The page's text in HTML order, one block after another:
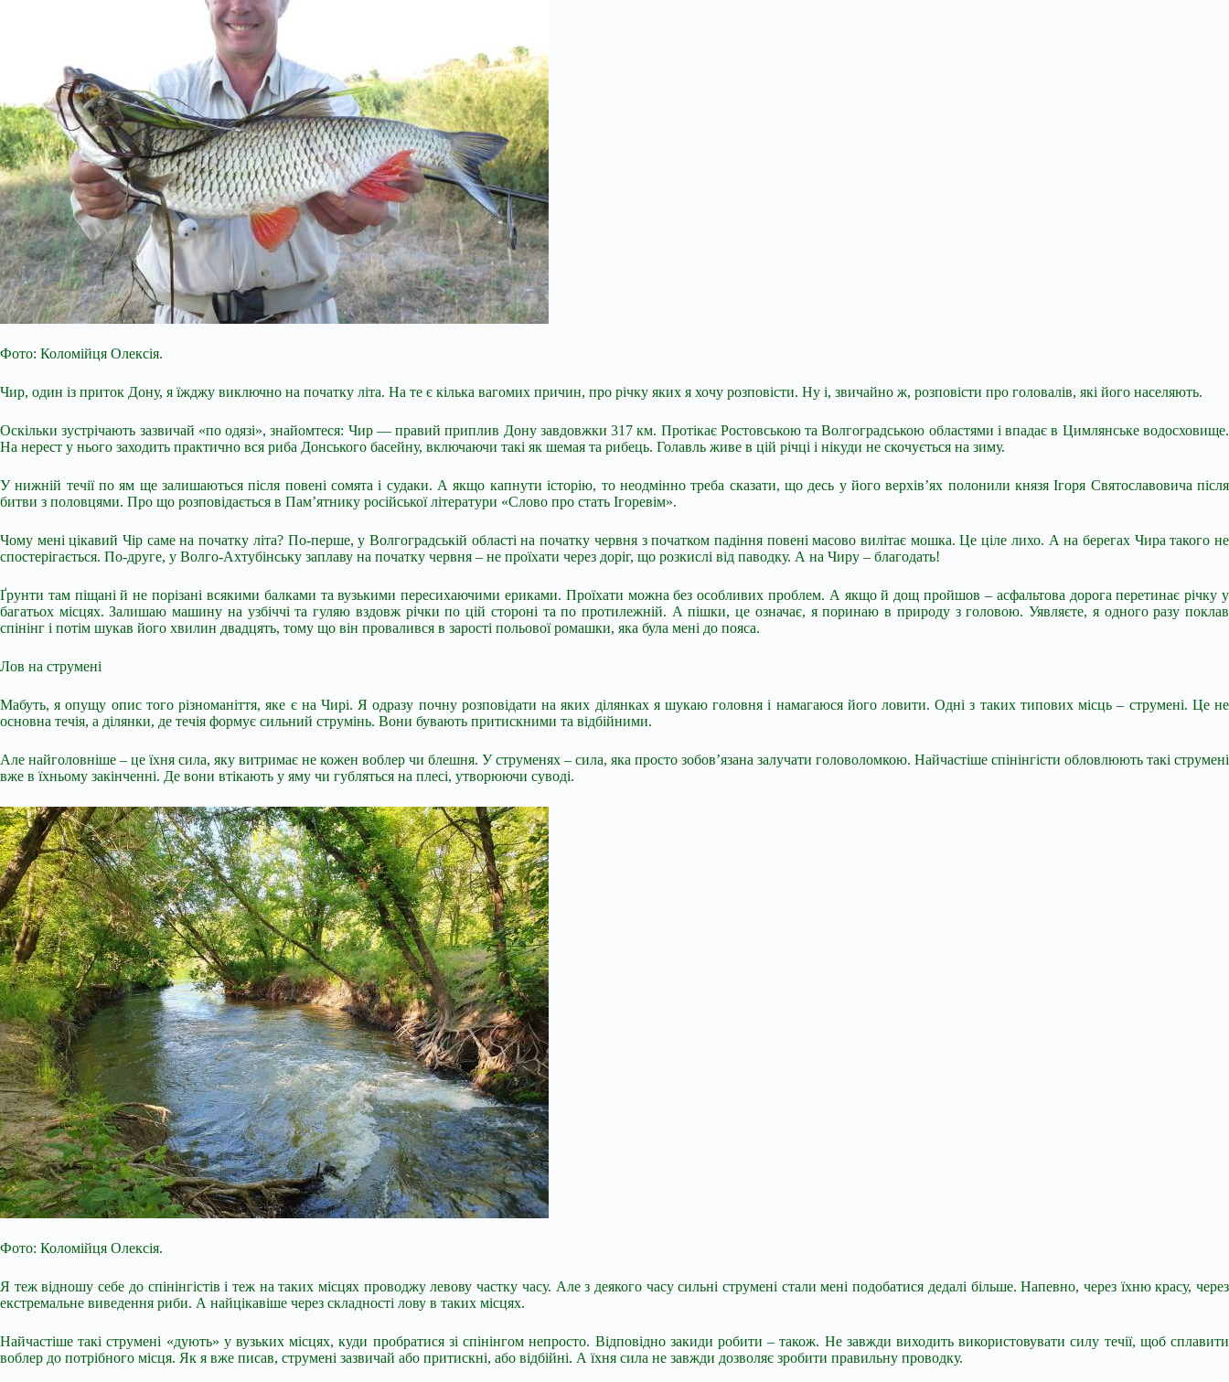
Фото: Коломійця Олексія.
Чир, один із приток Дону, я їжджу виключно на початку літа. На те є кілька вагомих причин, про річку яких я хочу розповісти. Ну і, звичайно ж, розповісти про головалів, які його населяють.
Оскільки зустрічають зазвичай «по одязі», знайомтеся: Чир — правий приплив Дону завдовжки 317 км. Протікає Ростовською та Волгоградською областями і впадає в Цимлянське водосховище.
На нерест у нього заходить практично вся риба Донського басейну, включаючи такі як шемая та рибець. Голавль живе в цій річці і нікуди не скочується на зиму.
У нижній течії по ям ще залишаються після повені сомята і судаки. А якщо капнути історію, то неодмінно треба сказати, що десь у його верхів’ях полонили князя Ігоря Святославовича після
битви з половцями. Про що розповідається в Пам’ятнику російської літератури «Слово про стать Ігоревім».
Чому мені цікавий Чір саме на початку літа? По-перше, у Волгоградській області на початку червня з початком падіння повені масово вилітає мошка. Це ціле лихо. А на берегах Чира такого не
спостерігається. По-друге, у Волго-Ахтубінську заплаву на початку червня – не проїхати через доріг, що розкислі від паводку. А на Чиру – благодать!
Ґрунти там піщані й не порізані всякими балками та вузькими пересихаючими ериками. Проїхати можна без особливих проблем. А якщо й дощ пройшов – асфальтова дорога перетинає річку у
багатьох місцях. Залишаю машину на узбіччі та гуляю вздовж річки по цій стороні та по протилежній. А пішки, це означає, я поринаю в природу з головою. Уявляєте, я одного разу поклав
спінінг і потім шукав його хвилин двадцять, тому що він провалився в зарості польової ромашки, яка була мені до пояса.
Лов на струмені
Мабуть, я опущу опис того різноманіття, яке є на Чирі. Я одразу почну розповідати на яких ділянках я шукаю головня і намагаюся його ловити. Одні з таких типових місць – струмені. Це не
основна течія, а ділянки, де течія формує сильний струмінь. Вони бувають притискними та відбійними.
Але найголовніше – це їхня сила, яку витримає не кожен воблер чи блешня. У струменях – сила, яка просто зобов’язана залучати головоломкою. Найчастіше спінінгісти обловлюють такі струмені
вже в їхньому закінченні. Де вони втікають у яму чи губляться на плесі, утворюючи суводі.
Фото: Коломійця Олексія.
Я теж відношу себе до спінінгістів і теж на таких місцях проводжу левову частку часу. Але з деякого часу сильні струмені стали мені подобатися дедалі більше. Напевно, через їхню красу, через
екстремальне виведення риби. А найцікавіше через складності лову в таких місцях.
Найчастіше такі струмені «дують» у вузьких місцях, куди пробратися зі спінінгом непросто. Відповідно закиди робити – також. Не завжди виходить використовувати силу течії, щоб сплавити
воблер до потрібного місця. Як я вже писав, струмені зазвичай або притискні, або відбійні. А їхня сила не завжди дозволяє зробити правильну проводку.